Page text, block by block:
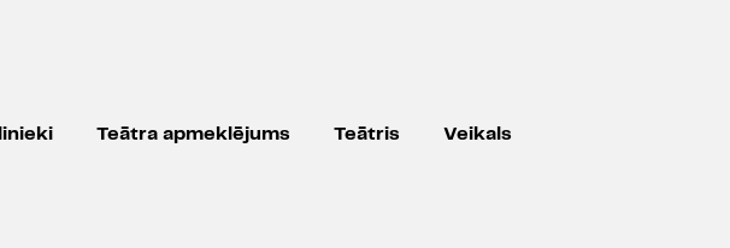
Teātra apmeklējums Teātris Veikals